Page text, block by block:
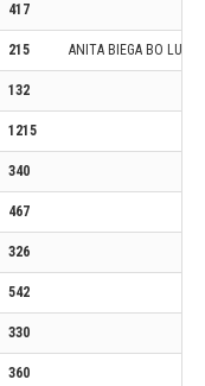
417
215 ANITA BIEGA BO LUBI
132
1215
340
467
326
542
330
360